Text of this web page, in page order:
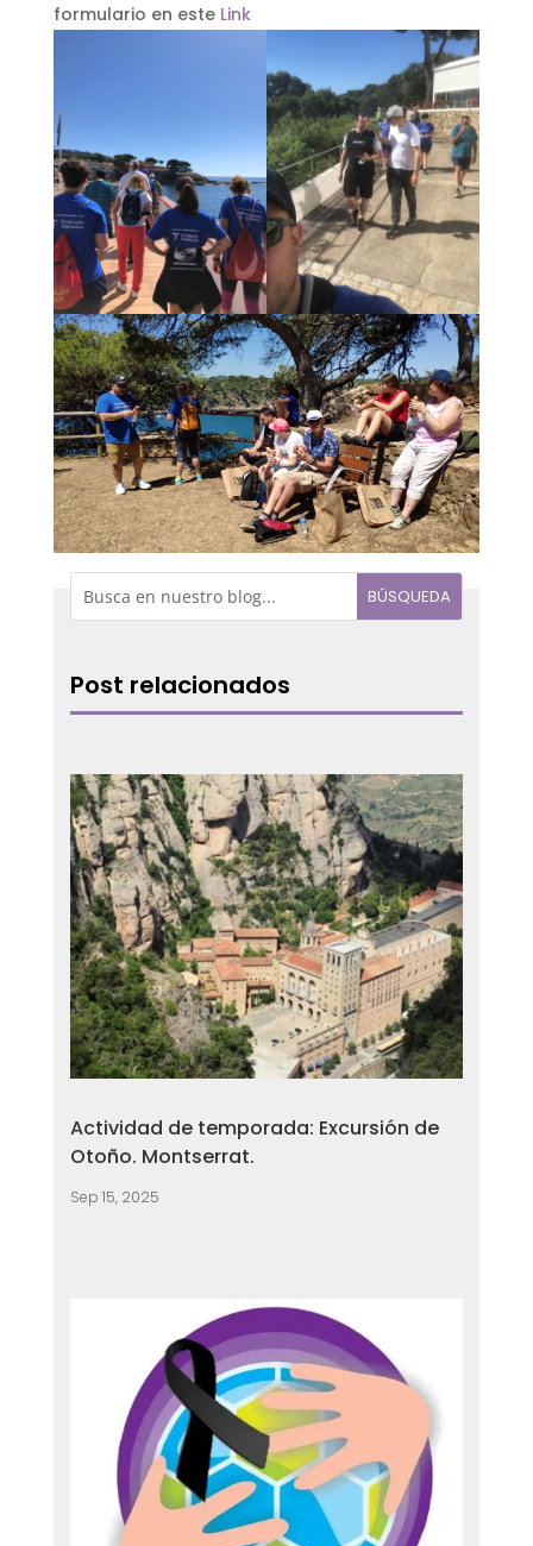
formulario en este Link
Post relacionados
Actividad de temporada: Excursión de
Otoño. Montserrat.
Sep 15, 2025